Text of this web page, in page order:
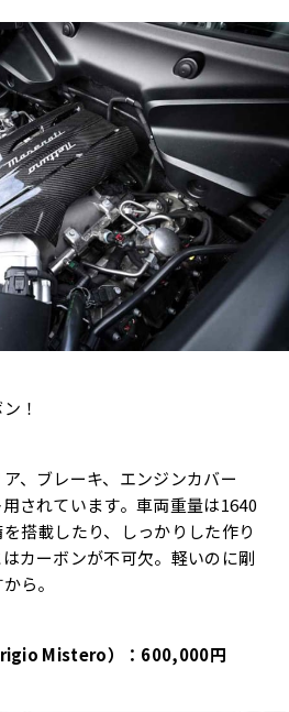
！
、ブレーキ、エンジンカバー
されています。車両重量は1640
搭載したり、しっかりした作り
カーボンが不可欠。軽いのに剛
ら。
Mistero）：600,000円